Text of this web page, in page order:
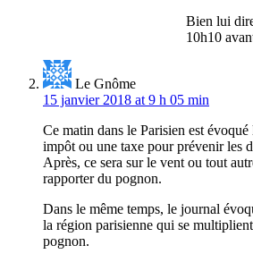
Bien lui
10h10
Le Gnôme
15 janvier 2018 at 9 h 05 min
Ce matin dans le Parisien est
impôt ou une taxe pour prévenir les
Après, ce sera sur le vent ou tout
rapporter du pognon.
Dans le même temps, le journal
la région parisienne qui se
pognon.